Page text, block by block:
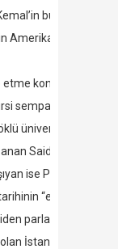
bu
Amerikan
konusunda
sempatizanı
üniversitelerin
Said-i Nursi
ise Prof Dr.
“en önemli
parlatma
İstanbul